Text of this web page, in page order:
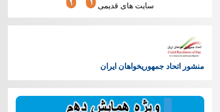
سایت های قدیمی
منشور اتحاد جمهوریخواهان ایران